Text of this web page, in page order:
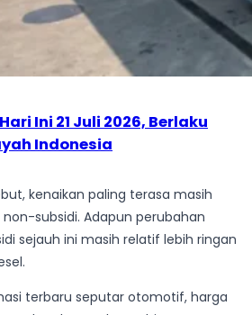
Ini 21 Juli 2026, Berlaku
Indonesia
kenaikan paling terasa masih
non-subsidi. Adapun perubahan
sejauh ini masih relatif lebih ringan
terbaru seputar otomotif, harga